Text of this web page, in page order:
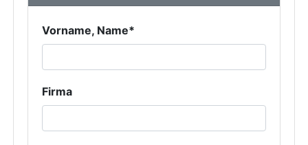
Vorname, Name*
Firma